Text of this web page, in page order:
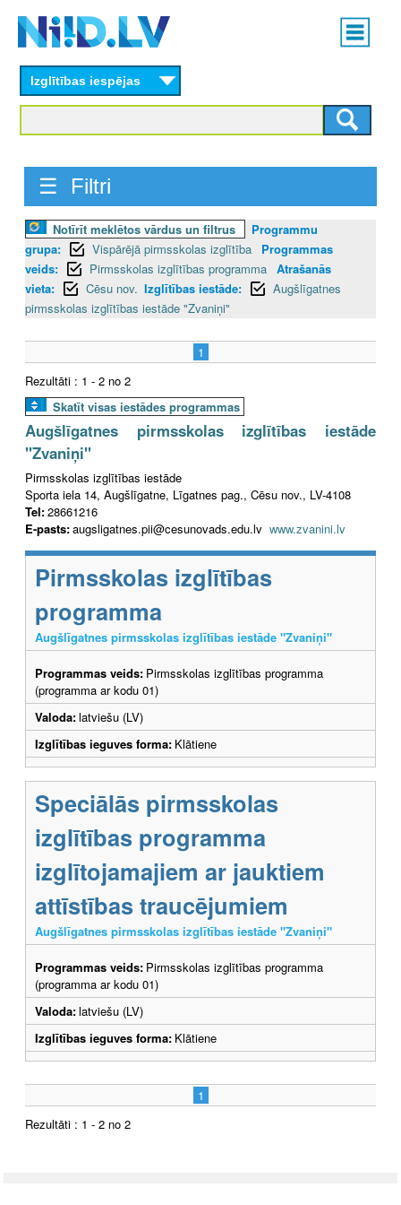
content
Main
menu
Izglītības iespējas
☰ Filtri
Notīrīt meklētos vārdus un filtrus
Programmu
grupa:
Vispārējā pirmsskolas izglītība
Programmas
veids:
Pirmsskolas izglītības programma Atrašanās
vieta:
Cēsu nov. Izglītības iestāde:
Augšlīgatnes
pirmsskolas izglītības iestāde "Zvaniņi"
1
Rezultāti : 1 - 2 no 2
Skatīt visas iestādes programmas
Augšlīgatnes pirmsskolas izglītības iestāde
"Zvaniņi"
Pirmsskolas izglītības iestāde
Sporta iela 14, Augšlīgatne, Līgatnes pag., Cēsu nov., LV-4108
Tel:28661216
E-pasts:augsligatnes.pii@cesunovads.edu.lv www.zvanini.lv
Pirmsskolas izglītības
programma
Augšlīgatnes pirmsskolas izglītības iestāde "Zvaniņi"
Programmas veids: Pirmsskolas izglītības programma
(programma ar kodu 01)
Valoda:latviešu (LV)
Izglītības ieguves forma: Klātiene
Speciālās pirmsskolas
izglītības programma
izglītojamajiem ar jauktiem
attīstības traucējumiem
Augšlīgatnes pirmsskolas izglītības iestāde "Zvaniņi"
Programmas veids: Pirmsskolas izglītības programma
(programma ar kodu 01)
Valoda:latviešu (LV)
Izglītības ieguves forma: Klātiene
1
Rezultāti : 1 - 2 no 2